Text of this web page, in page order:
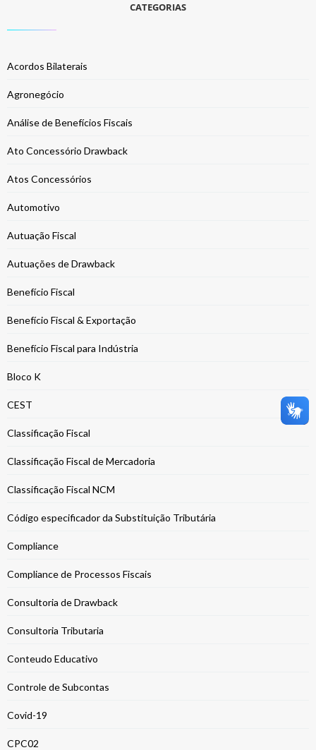
CATEGORIAS
Acordos Bilaterais
Agronegócio
Análise de Benefícios Fiscais
Ato Concessório Drawback
Atos Concessórios
Automotivo
Autuação Fiscal
Autuações de Drawback
Benefício Fiscal
Benefício Fiscal & Exportação
Benefício Fiscal para Indústria
Bloco K
CEST
Classificação Fiscal
Classificação Fiscal de Mercadoria
Classificação Fiscal NCM
Código especificador da Substituição Tributária
Compliance
Compliance de Processos Fiscais
Consultoria de Drawback
Consultoria Tributaria
Conteudo Educativo
Controle de Subcontas
Covid-19
CPC02